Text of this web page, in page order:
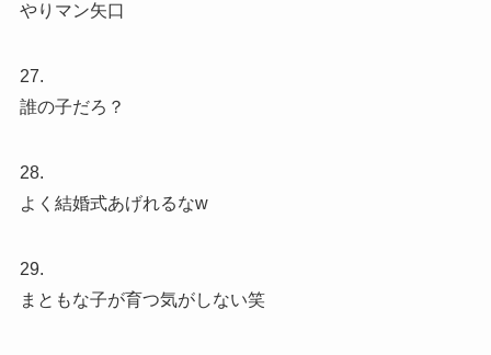
やりマン矢口
27.
誰の子だろ？
28.
よく結婚式あげれるなw
29.
まともな子が育つ気がしない笑